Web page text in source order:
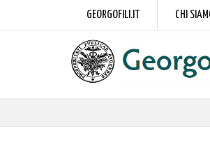
GEORGOFILI.IT CHI